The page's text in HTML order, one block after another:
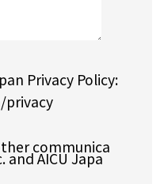
Privacy Policy:
privacy
communica
and AICU Japa